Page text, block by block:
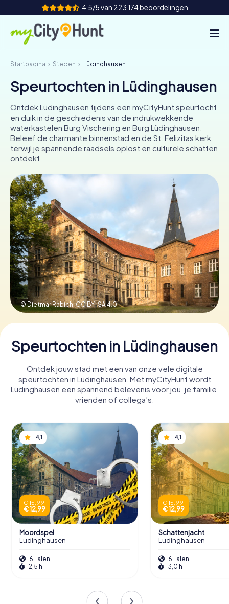
4,5/5 van 223.174 beoordelingen
Hoe het werkt
Steden
Tours
Teamevenement
Tickets
INT
DE
ES
IE
IT
NL
Boek tickets
Koop cadeaubonnen
Startpagina Steden Lüdinghausen
Speurtochten in Lüdinghausen
Ontdek Lüdinghausen tijdens een myCityHunt speurtocht
en duik in de geschiedenis van de indrukwekkende
waterkastelen Burg Vischering en Burg Lüdinghausen.
Beleef de charmante binnenstad en de St. Felizitas kerk
terwijl je spannende raadsels oplost en culturele schatten
ontdekt.
© Dietmar Rabich,CC BY-SA 4.0
Speurtochten in Lüdinghausen
Ontdek jouw stad met een van onze vele digitale
speurtochten in Lüdinghausen. Met myCityHunt wordt
Lüdinghausen een spannend belevenis voor jou, je familie,
vrienden of collega’s.
4,1
€ 15,99
€ 12,99
Moordspel
Lüdinghausen
6 Talen
2,5 h
4,1
€ 15,99
€ 12,99
Schattenjacht
Lüdinghausen
6 Talen
3,0 h